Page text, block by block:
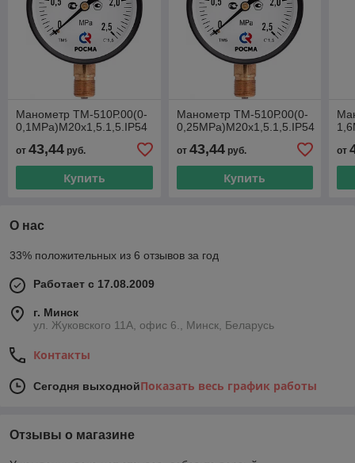
Манометр ТМ-510Р.00(0-
0,1МРа)М20х1,5.1,5.IP54
от 43,44 руб.
Купить
Манометр ТМ-510Р.00(0-
0,25МРа)М20х1,5.1,5.IP54
от 43,44руб.
Купить
от
О нас
33% положительных из 6 отзывов за год
Работает с 17.08.2009
г. Минск
ул. Жуковского 11А, офис 6., Минск, Беларусь
Контакты
Сегодня выходнойПоказать весь график работы
Отзывы о магазине